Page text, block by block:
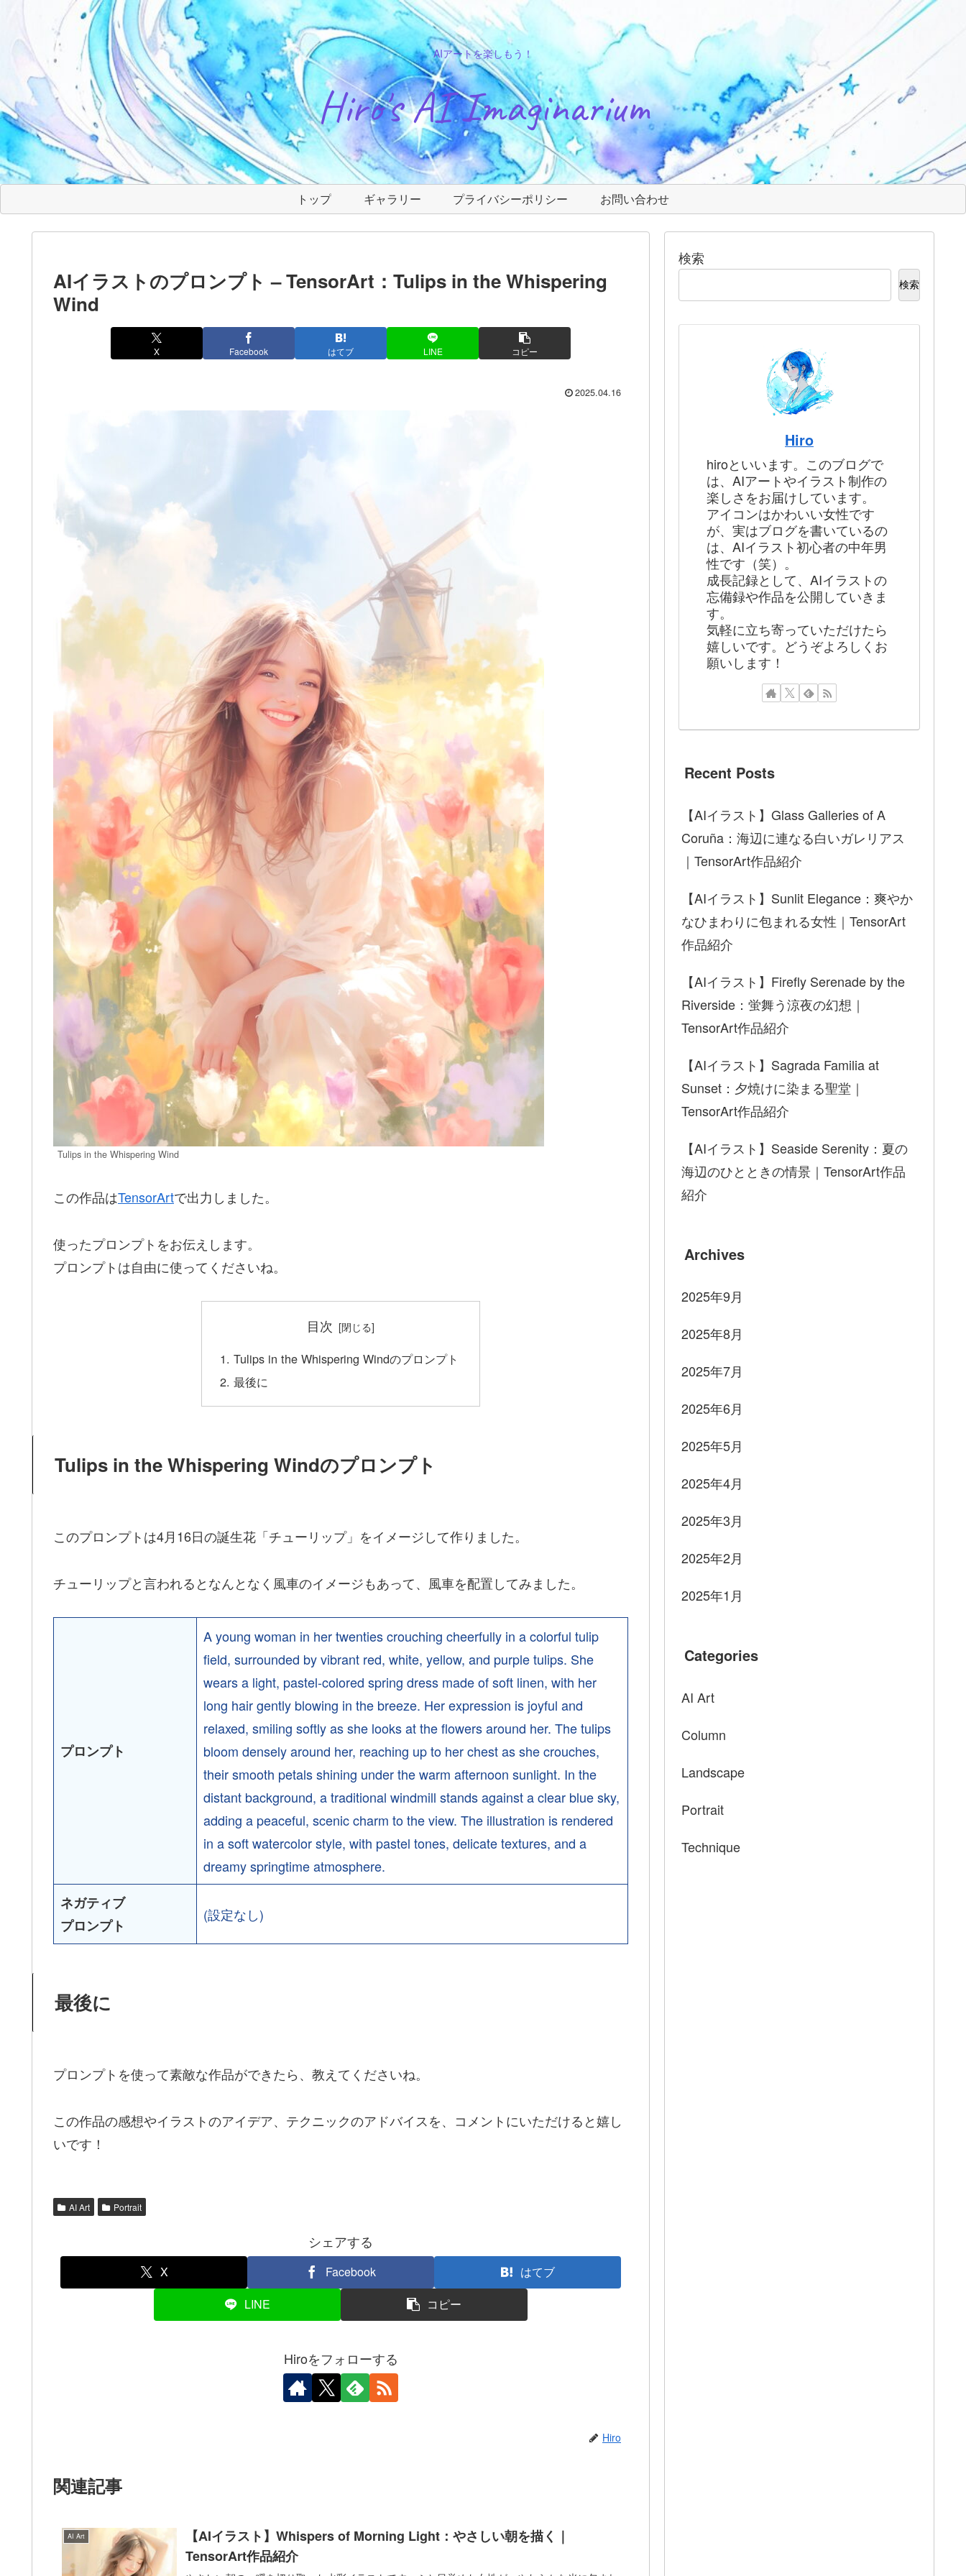
AIアートを楽しもう！
Hiro's AI Imaginarium
トップ ギャラリー プライバシーポリシー お問い合わせ
AIイラストのプロンプト – TensorArt：Tulips in the Whispering
Wind
X Facebook はてブ LINE コピー
2025.04.16
Tulips in the Whispering Wind
この作品はTensorArtで出力しました。
使ったプロンプトをお伝えします。
プロンプトは自由に使ってくださいね。
目次
Tulips in the Whispering Windのプロンプト
最後に
Tulips in the Whispering Windのプロンプト
このプロンプトは4月16日の誕生花「チューリップ」をイメージして作りました。
チューリップと言われるとなんとなく風車のイメージもあって、風車を配置してみました。
プロンプト
A young woman in her twenties crouching cheerfully in a colorful tulip
field, surrounded by vibrant red, white, yellow, and purple tulips. She
wears a light, pastel-colored spring dress made of soft linen, with her
long hair gently blowing in the breeze. Her expression is joyful and
relaxed, smiling softly as she looks at the flowers around her. The tulips
bloom densely around her, reaching up to her chest as she crouches,
their smooth petals shining under the warm afternoon sunlight. In the
distant background, a traditional windmill stands against a clear blue sky,
adding a peaceful, scenic charm to the view. The illustration is rendered
in a soft watercolor style, with pastel tones, delicate textures, and a
dreamy springtime atmosphere.
ネガティブ
プロンプト
(設定なし)
最後に
プロンプトを使って素敵な作品ができたら、教えてくださいね。
この作品の感想やイラストのアイデア、テクニックのアドバイスを、コメントにいただけると嬉し
いです！
AI Art Portrait
シェアする
X Facebook
はてブ
LINE
コピー
Hiroをフォローする
Hiro
関連記事
AI Art
【AIイラスト】Whispers of Morning Light：やさしい朝を描く｜
TensorArt作品紹介
検索
検索
Hiro
hiroといいます。このブログで
は、AIアートやイラスト制作の
楽しさをお届けしています。
アイコンはかわいい女性です
が、実はブログを書いているの
は、AIイラスト初心者の中年男
性です（笑）。
成長記録として、AIイラストの
忘備録や作品を公開していきま
す。
気軽に立ち寄っていただけたら
嬉しいです。どうぞよろしくお
願いします！
Recent Posts
【AIイラスト】Glass Galleries of A
Coruña：海辺に連なる白いガレリアス
｜TensorArt作品紹介
【AIイラスト】Sunlit Elegance：爽やか
なひまわりに包まれる女性｜TensorArt
作品紹介
【AIイラスト】Firefly Serenade by the
Riverside：蛍舞う涼夜の幻想｜
TensorArt作品紹介
【AIイラスト】Sagrada Familia at
Sunset：夕焼けに染まる聖堂｜
TensorArt作品紹介
【AIイラスト】Seaside Serenity：夏の
海辺のひとときの情景｜TensorArt作品
紹介
Archives
2025年9月
2025年8月
2025年7月
2025年6月
2025年5月
2025年4月
2025年3月
2025年2月
2025年1月
Categories
AI Art
Column
Landscape
Portrait
Technique